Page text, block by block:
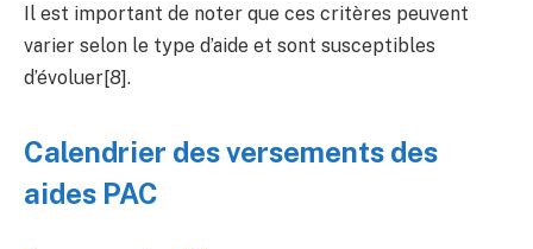
Il est important de noter que ces critères peuvent
varier selon le type d’aide et sont susceptibles
d’évoluer[8].
Calendrier des versements des
aides PAC